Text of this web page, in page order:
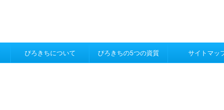
ぴろきちについて ぴろきちの5つの資質 サイトマッ